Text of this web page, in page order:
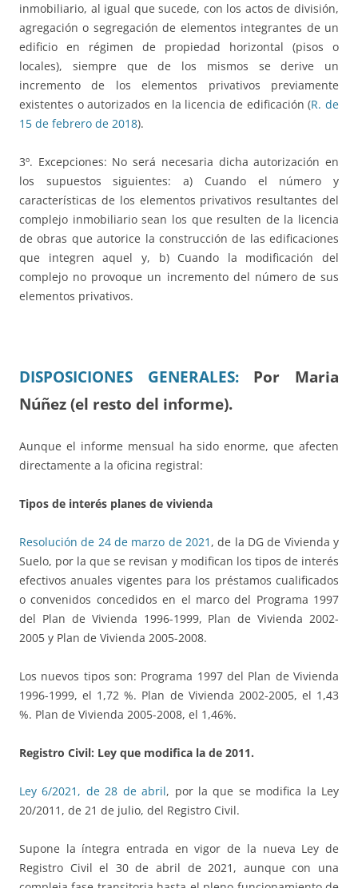
inmobiliario, al igual que sucede, con los actos de división,
agregación o segregación de elementos integrantes de un
edificio en régimen de propiedad horizontal (pisos o
locales), siempre que de los mismos se derive un
incremento de los elementos privativos previamente
existentes o autorizados en la licencia de edificación (R. de
15 de febrero de 2018).
3º. Excepciones: No será necesaria dicha autorización en
los supuestos siguientes: a) Cuando el número y
características de los elementos privativos resultantes del
complejo inmobiliario sean los que resulten de la licencia
de obras que autorice la construcción de las edificaciones
que integren aquel y, b) Cuando la modificación del
complejo no provoque un incremento del número de sus
elementos privativos.
DISPOSICIONES GENERALES:
Por Maria
Núñez (el resto del informe).
Aunque el informe mensual ha sido enorme, que afecten
directamente a la oficina registral:
Tipos de interés planes de vivienda
Resolución de 24 de marzo de 2021 , de la DG de Vivienda y
Suelo, por la que se revisan y modifican los tipos de interés
efectivos anuales vigentes para los préstamos cualificados
o convenidos concedidos en el marco del Programa 1997
del Plan de Vivienda 1996-1999, Plan de Vivienda 2002-
2005 y Plan de Vivienda 2005-2008.
Los nuevos tipos son: Programa 1997 del Plan de Vivienda
1996-1999, el 1,72 %. Plan de Vivienda 2002-2005, el 1,43
%. Plan de Vivienda 2005-2008, el 1,46%.
Registro Civil: Ley que modifica la de 2011.
Ley 6/2021, de 28 de abril, por la que se modifica la Ley
20/2011, de 21 de julio, del Registro Civil.
Supone la íntegra entrada en vigor de la nueva Ley de
Registro Civil el 30 de abril de 2021, aunque con una